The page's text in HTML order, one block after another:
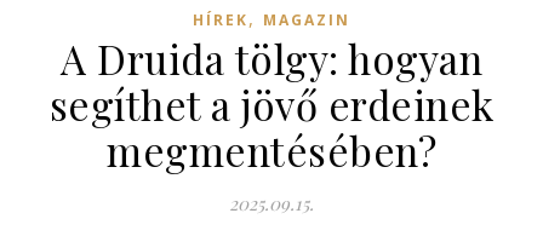
HÍREK, MAGAZIN
A Druida tölgy: hogyan
segíthet a jövő erdeinek
megmentésében?
2025.09.15.